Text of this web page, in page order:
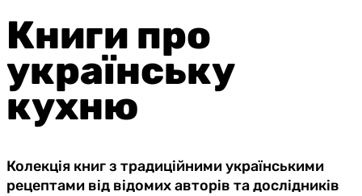
Книги про
українську
кухню
Колекція книг з традиційними українськими
рецептами від відомих авторів та дослідників